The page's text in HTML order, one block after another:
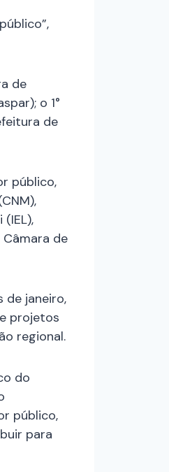
de
o 1°
de
público,
Câmara de
de janeiro,
projetos
regional.
do
público,
para